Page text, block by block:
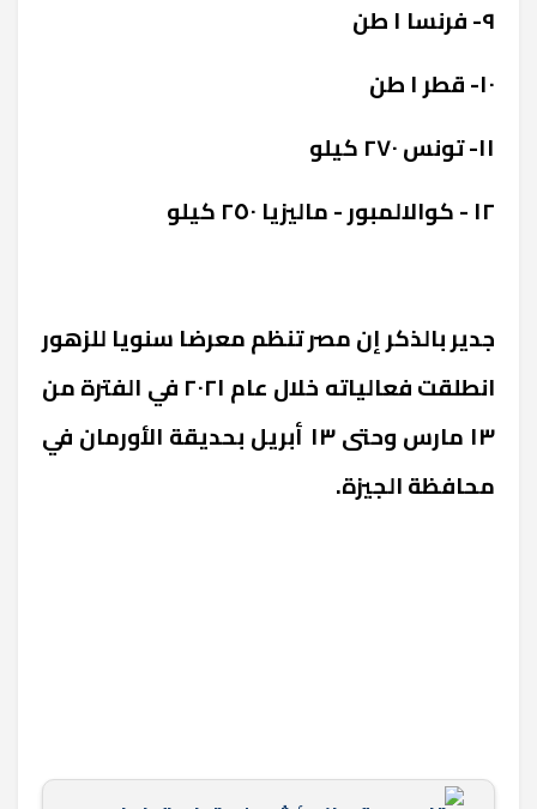
٩- فرنسا ١ طن
١٠- قطر ١ طن
١١- تونس ٢٧٠ كيلو
١٢ - كوالالمبور - ماليزيا ٢٥٠ كيلو
جدير بالذكر إن مصر تنظم معرضا سنويا للزهور
انطلقت فعالياته خلال عام ٢٠٢١ في الفترة من
١٣ مارس وحتى ١٣ أبريل بحديقة الأورمان في
محافظة الجيزة.